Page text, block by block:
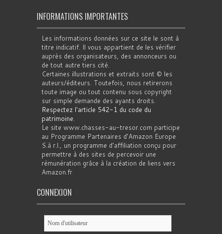
INFORMATIONS IMPORTANTES
Les informations données sur ce site le sont à
titre indicatif. Il vous appartient de les vérifier
auprès des organisateurs, des annonceurs ou
de tout autre tiers cité.
Certaines illustrations et extraits sont © les
auteurs/éditeurs. Toutefois, nous retirerons
toute image ou tout contenu sous copyright
sur simple demande des ayants droits.
Respectez l'article 542-1 du code du
patrimoine.
Le site www.chasses-au-tresor.com participe
au Programme Partenaires d’Amazon Europe
S.à r.l., un programme d’affiliation conçu pour
permettre à des sites de percevoir une
rémunération grâce à la création de liens vers
Amazon.fr
CONNEXION